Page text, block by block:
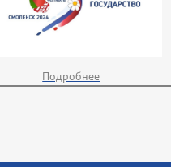
Подробнее